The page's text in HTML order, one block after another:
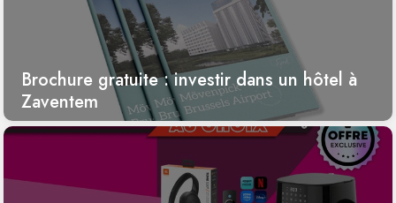
Brochure gratuite : investir dans un hôtel à
Zaventem